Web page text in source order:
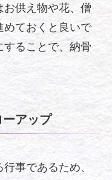
お供え物や花、僧
めておくと良いで
することで、納骨
アップ
事であるため、